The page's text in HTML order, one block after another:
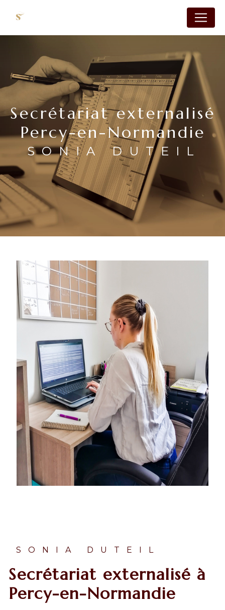
Secrétariat externalisé
Percy-en-Normandie
SONIA DUTEIL
SONIA DUTEIL
Secrétariat externalisé à
Percy-en-Normandie